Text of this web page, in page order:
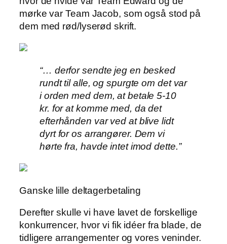
mørke var Team Jacob, som også stod på
dem med rød/lyserød skrift.
“… derfor sendte jeg en besked
rundt til alle, og spurgte om det var
i orden med dem, at betale 5-10
kr. for at komme med, da det
efterhånden var ved at blive lidt
dyrt for os arrangører. Dem vi
hørte fra, havde intet imod dette.”
Ganske lille deltagerbetaling
Derefter skulle vi have lavet de forskellige
konkurrencer, hvor vi fik idéer fra blade, de
tidligere arrangementer og vores veninder.